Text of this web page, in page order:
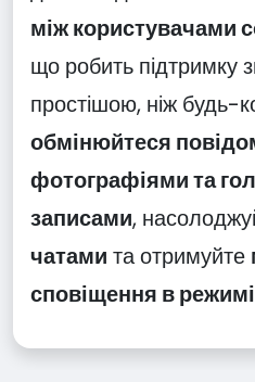
між користувачами
що робить підтримку
простішою, ніж будь-
обмінюйтеся
фотографіями та
записами,
чатами та отримуйте
сповіщення в